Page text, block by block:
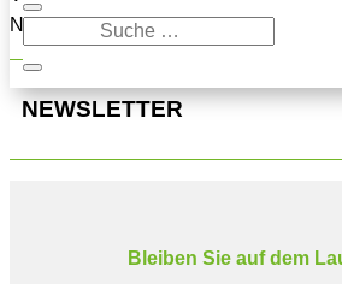
Navigation oben, um den Beitrag zu
NEWSLETTER
Bleiben Sie auf dem